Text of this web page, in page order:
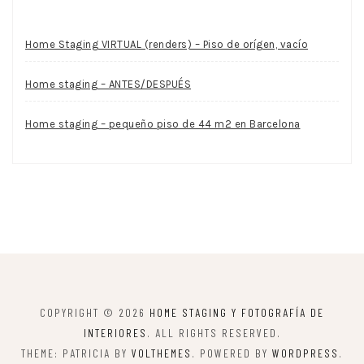
Home Staging VIRTUAL (renders) – Piso de orígen, vacío
Home staging – ANTES/DESPUÉS
Home staging – pequeño piso de 44 m2 en Barcelona
COPYRIGHT © 2026 HOME STAGING Y FOTOGRAFÍA DE
INTERIORES . ALL RIGHTS RESERVED.
THEME: PATRICIA BY VOLTHEMES . POWERED BY WORDPRESS .